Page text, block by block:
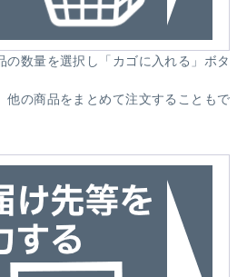
数量を選択し「カゴに入れる」ボタ
他の商品をまとめて注文することもで